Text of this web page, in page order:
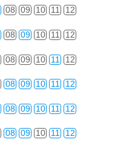
08 09 10 11 12
08 09 10 11 12
08 09 10 11 12
08 09 10 11 12
08 09 10 11 12
08 09 10 11 12